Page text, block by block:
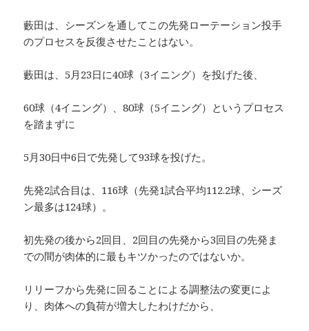
藪田は、シーズンを通してこの先発ローテーション投手
のプロセスを反復させたことはない。
藪田は、5月23日に40球（3イニング）を投げた後、
60球（4イニング）、80球（5イニング）というプロセス
を踏まずに
5月30日中6日で先発して93球を投げた。
先発2試合目は、116球（先発1試合平均112.2球、シーズ
ン最多は124球）。
初先発の後から2回目、2回目の先発から3回目の先発ま
での間が肉体的に最もキツかったのではないか。
リリーフから先発に回ることによる調整法の変更によ
り、肉体への負荷が増大したわけだから、